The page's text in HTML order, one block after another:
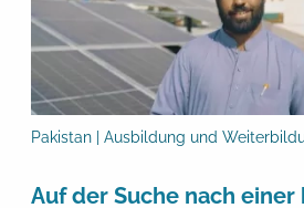
Pakistan | Ausbildung und
Auf der Suche nach